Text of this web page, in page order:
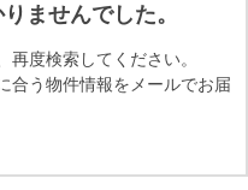
新
売
AI
店舗のご
MUFG
ませんでした。
度検索してください。
合う物件情報をメールでお届